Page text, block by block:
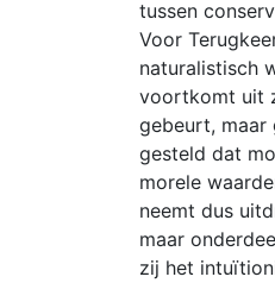
tussen
Voor
naturalistisch
voortkomt uit
gebeurt, maar
gesteld dat
morele
neemt dus
maar
zij het